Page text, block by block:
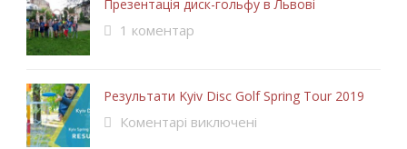
Презентація диск-гольфу в Львові
1 коментар
Результати Kyiv Disc Golf Spring Tour 2019
Коментарі виключені